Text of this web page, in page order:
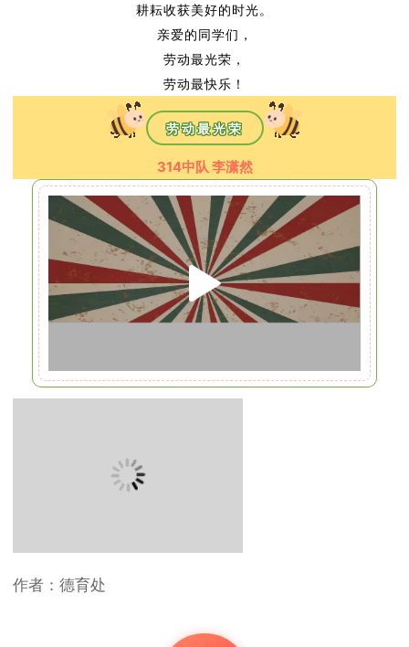
耕耘收获美好的时光。
亲爱的同学们，
劳动最光荣，
劳动最快乐！
劳动最光荣
314中队 李潇然
作者：德育处